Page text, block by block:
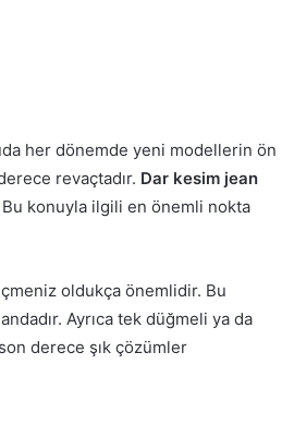
her dönemde yeni modellerin ön
revaçtadır. Dar kesim jean
konuyla ilgili en önemli nokta
oldukça önemlidir. Bu
Ayrıca tek düğmeli ya da
derece şık çözümler